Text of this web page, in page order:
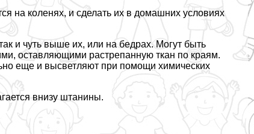
на коленях, и сделать их в домашних условиях
и чуть выше их, или на бедрах. Могут быть
оставляющими растрепанную ткан по краям.
еще и высветляют при помощи химических
внизу штанины.